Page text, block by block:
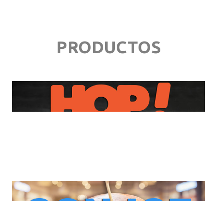
PRODUCTOS